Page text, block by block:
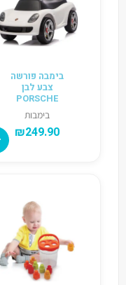
בימבה פורשה
צבע לבן
PORSCHE
בימבות
₪249.90